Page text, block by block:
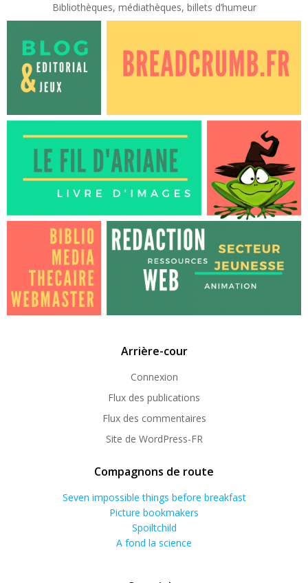
Bibliothèques, médiathèques, billets d’humeur
Arrière-cour
Connexion
Flux des publications
Flux des commentaires
Site de WordPress-FR
Compagnons de route
Seven impossible things before breakfast
Picture bookmakers
Spoiltchild
A fond la science